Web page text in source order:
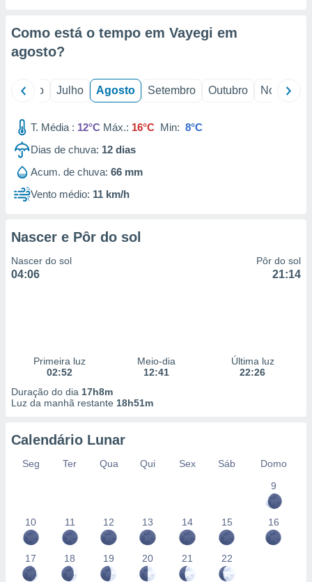
através
estudos
de
Como está o tempo em Vayegi em
agosto?
Junho Julho Agosto Setembro Outubro Novembro
T. Média : 12°C Máx.: 16°C Min: 8°C
Dias de chuva: 12 dias
Acum. de chuva: 66 mm
Vento médio: 11 km/h
Nascer e Pôr do sol
Nascer do sol
04:06
Pôr do sol
21:14
Primeira luz
02:52
Meio-dia
12:41
Última luz
22:26
Duração do dia 17h8m
Luz da manhã restante 18h51m
Calendário Lunar
Seg Ter Qua Qui Sex Sáb
Domo
9
10 11 12 13 14 15 16
17 18 19 20 21 22